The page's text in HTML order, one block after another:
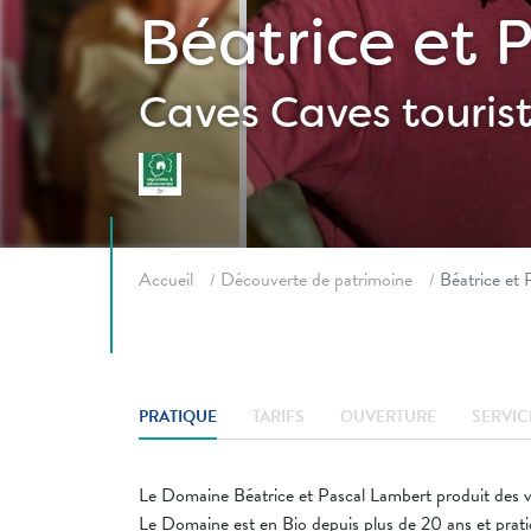
Béatrice et
Caves Caves
Accueil Découverte de patrimoine Béatrice et
PRATIQUE TARIFS OUVERTURE
Le Domaine Béatrice et Pascal Lambert produit des
Le Domaine est en Bio depuis plus de 20 ans et